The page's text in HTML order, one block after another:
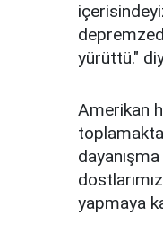
yürüttü."
Amerikan
yapmaya